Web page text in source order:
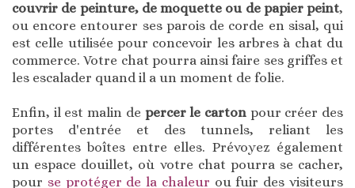
couvrir de peinture, de moquette ou de papier peint,
ou encore entourer ses parois de corde en sisal, qui
est celle utilisée pour concevoir les arbres à chat du
commerce. Votre chat pourra ainsi faire ses griffes et
les escalader quand il a un moment de folie.
Enfin, il est malin de percer le cartonpour créer des
portes d'entrée et des tunnels, reliant les
différentes boîtes entre elles. Prévoyez également
un espace douillet, où votre chat pourra se cacher,
pour se protéger de la chaleur ou fuir des visiteurs